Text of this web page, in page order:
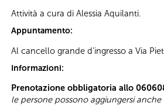
Attività a cura di Alessia Aquilanti.
Appuntamento:
Al cancello grande d'ingresso a Via
Informazioni:
Prenotazione obbligatoria allo
le persone possono aggiungersi